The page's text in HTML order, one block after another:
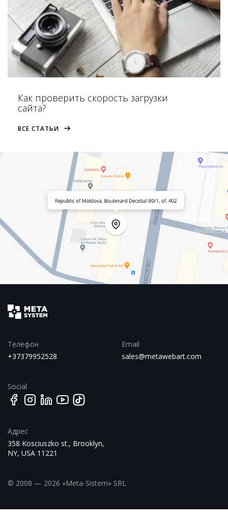
Как проверить скорость загрузки
сайта?
ВСЕ СТАТЬИ
Телефон
+37379952528
Email
sales@metawebart.com
Social
Адрес
358 Kosciuszko st., Brooklyn,
NY, USA 11221
© 2008 — 2026 «Meta-Sistem» SRL